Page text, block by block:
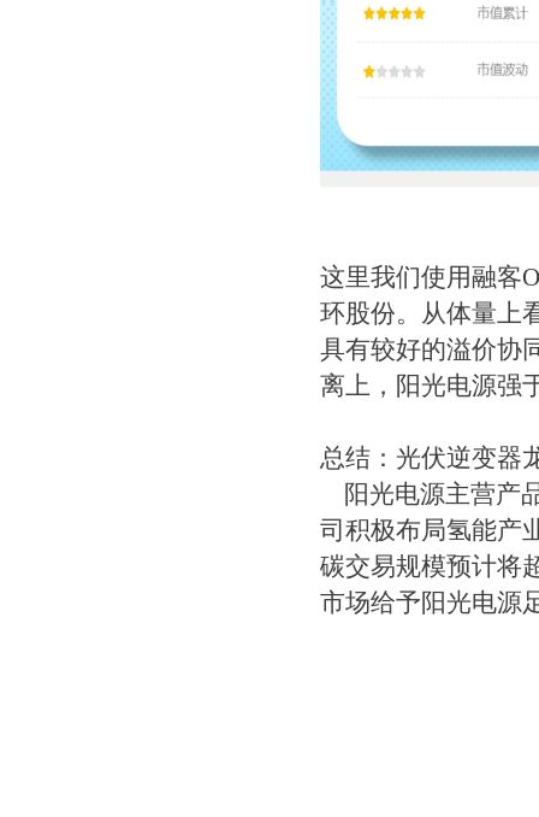
这里我们使用融客
环股份。从体量上
具有较好的溢价协
离上，阳光电源强
总结：光伏逆变器
阳光电源主营产
司积极布局氢能产
碳交易规模预计将
市场给予阳光电源